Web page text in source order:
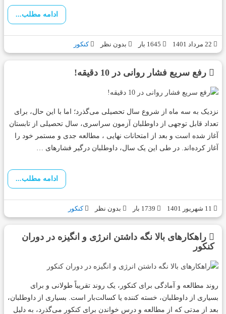
ادامه مطلب...
بدون نظر کنکور
رفع سریع فشار روانی در 10 دقیقه!
نزدیک به سه ماه از شروع سال تحصیلی می‌گذرد؛ اما با این حال، برای
تعداد قابل توجهی از داوطلبان آزمون سراسری، سال تحصیلی از تابستان
آغاز شده است و بعد از امتحانات نهایی ، مطالعه جدی و مستمر خود را
آغاز کرده‌اند. در طی این یک سال، داوطلبان درگیر فشارهای …
ادامه مطلب...
بدون نظر کنکور
راهکارهای بالا نگه داشتن انرژی و انگیزه در دوران
کنکور
روند مطالعه و آمادگی برای کنکور، یک روند تقریباً طولانی و برای
بسیاری از داوطلبان، خسته کننده یا کسالت‌بار است. بسیاری از داوطلبان،
بعد از مدتی که از مطالعه و درس خواندن برای کنکور می‌گذرد، به دلیل